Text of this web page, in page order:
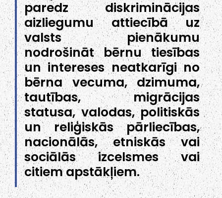
paredz diskriminācijas
aizliegumu attiecībā uz
valsts pienākumu
nodrošināt bērnu tiesības
un intereses neatkarīgi no
bērna vecuma, dzimuma,
tautības, migrācijas
statusa, valodas, politiskās
un reliģiskās pārliecības,
nacionālās, etniskās vai
sociālās izcelsmes vai
citiem apstākļiem.